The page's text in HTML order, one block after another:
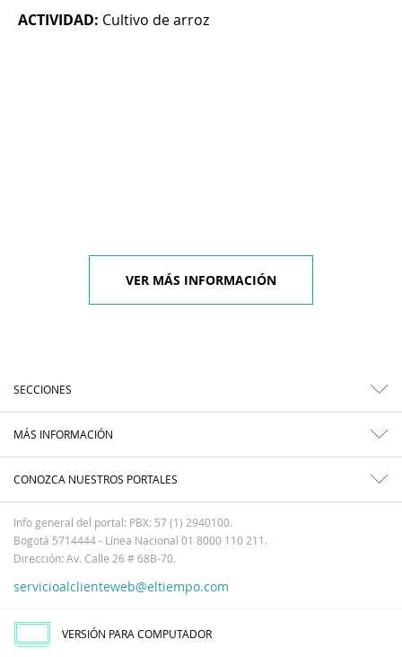
ACTIVIDAD: Cultivo de arroz
VER MÁS INFORMACIÓN
SECCIONES
MÁS INFORMACIÓN
CONOZCA NUESTROS PORTALES
Info general del portal: PBX: 57 (1) 2940100.
Bogotá 5714444 - Línea Nacional 01 8000 110 211.
Dirección: Av. Calle 26 # 68B-70.
servicioalclienteweb@eltiempo.com
VERSIÓN PARA COMPUTADOR